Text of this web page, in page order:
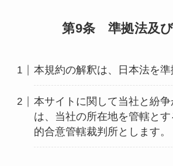
第9条 準拠法及
本規約の解釈は、日本法を準
本サイトに関して当社と紛
は、当社の所在地を管轄と
的合意管轄裁判所とします。